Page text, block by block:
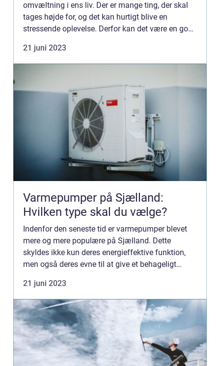
omvæltning i ens liv. Der er mange ting, der skal
tages højde for, og det kan hurtigt blive en
stressende oplevelse. Derfor kan det være en god
21 juni 2023
Varmepumper på Sjælland:
Hvilken type skal du vælge?
Indenfor den seneste tid er varmepumper blevet
mere og mere populære på Sjælland. Dette
skyldes ikke kun deres energieffektive funktion,
men også deres evne til at give et behageligt
21 juni 2023